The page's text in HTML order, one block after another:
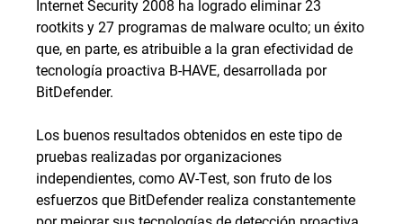
Internet Security 2008 ha logrado eliminar 23
rootkits y 27 programas de malware oculto; un éxito
que, en parte, es atribuible a la gran efectividad de
tecnología proactiva B-HAVE, desarrollada por
BitDefender.
Los buenos resultados obtenidos en este tipo de
pruebas realizadas por organizaciones
independientes, como AV-Test, son fruto de los
esfuerzos que BitDefender realiza constantemente